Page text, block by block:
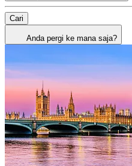
Cari
Anda pergi ke mana saja?